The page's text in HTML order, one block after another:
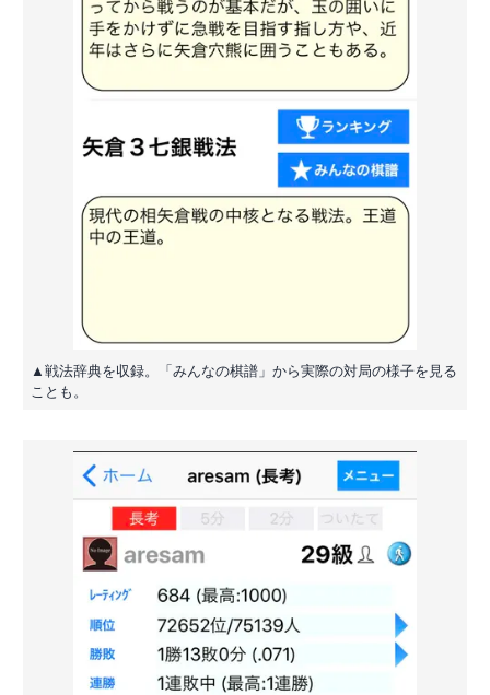
▲戦法辞典を収録。「みんなの棋譜」から実際の対局の様子を見る
ことも。